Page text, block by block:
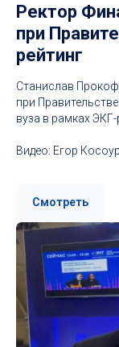
Ректор
при
рейтинг
Станислав
при
вуза в рамках ЭКГ-
Видео: Егор
Смотреть